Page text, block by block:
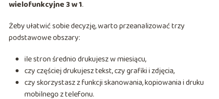
wielofunkcyjne 3 w 1.
Żeby ułatwić sobie decyzję, warto przeanalizować trzy
podstawowe obszary:
ile stron średnio drukujesz w miesiącu,
czy częściej drukujesz tekst, czy grafiki i zdjęcia,
czy skorzystasz z funkcji skanowania, kopiowania i druku
mobilnego z telefonu.